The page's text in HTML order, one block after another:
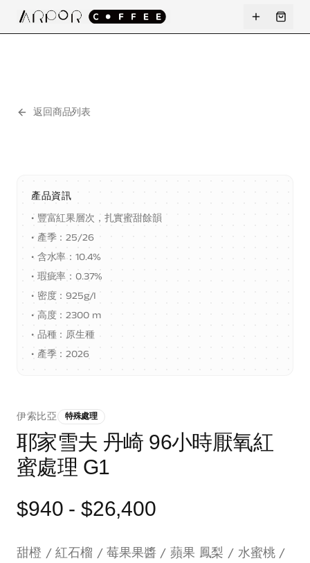
返回商品列表
產品資訊
• 豐富紅果層次，扎實蜜甜餘韻
• 產季：25/26
• 含水率：10.4%
• 瑕疵率：0.37%
• 密度：925g/I
• 高度：2300 m
• 品種：原生種
• 產季：2026
伊索比亞 特殊處理
耶家雪夫 丹崎 96小時厭氧紅
蜜處理 G1
$940 - $26,400
甜橙 / 紅石榴 / 莓果果醬 / 蘋果 鳳梨 / 水蜜桃 /